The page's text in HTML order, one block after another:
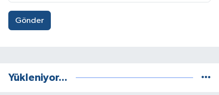
Gönder
Yükleniyor...